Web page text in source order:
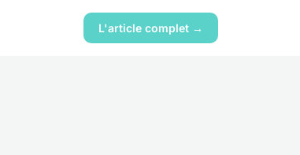
L'article complet →